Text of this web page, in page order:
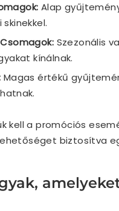
Alap
Szezonális
kínálnak.
Magas értékű
kell a promóciós
biztosítva